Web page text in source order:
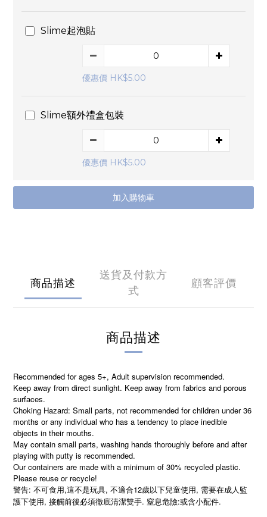
Slime起泡貼
優惠價 HK$5.00
Slime額外禮盒包裝
優惠價 HK$5.00
加入購物車
商品描述
送貨及付款方
式
顧客評價
商品描述
Recommended for ages 5+, Adult supervision recommended.
Keep away from direct sunlight. Keep away from fabrics and porous
surfaces.
Choking Hazard: Small parts, not recommended for children under 36
months or any individual who has a tendency to place inedible
objects in their mouths.
May contain small parts, washing hands thoroughly before and after
playing with putty is recommended.
Our containers are made with a minimum of 30% recycled plastic.
Please reuse or recycle!
警告: 不可食用,這不是玩具, 不適合12歲以下兒童使用, 需要在成人監
護下使用, 接觸前後必須徹底清潔雙手. 窒息危險:或含小配件.